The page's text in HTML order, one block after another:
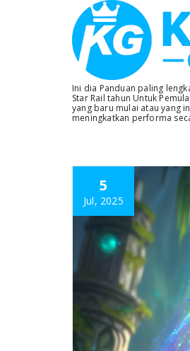
Ini dia Panduan paling
Star Rail tahun Untuk
yang baru mulai atau yang
meningkatkan performa
5
Jul, 2025